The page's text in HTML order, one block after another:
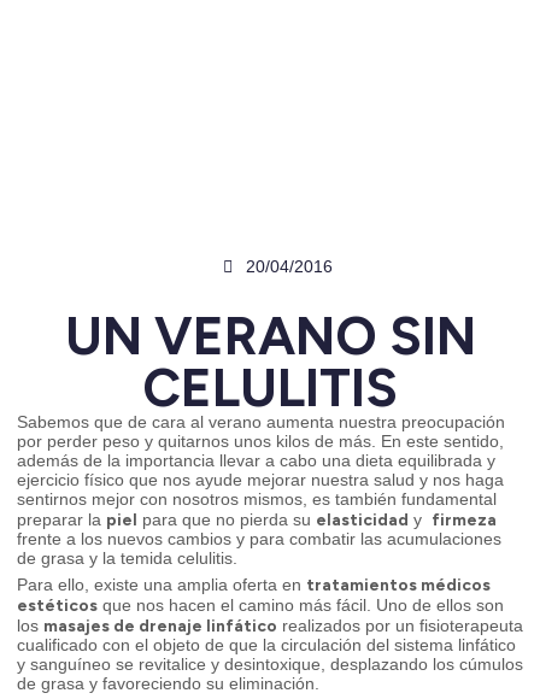
20/04/2016
UN VERANO SIN
CELULITIS
Sabemos que de cara al verano aumenta nuestra preocupación
por perder peso y quitarnos unos kilos de más. En este sentido,
además de la importancia llevar a cabo una dieta equilibrada y
ejercicio físico que nos ayude mejorar nuestra salud y nos haga
sentirnos mejor con nosotros mismos, es también fundamental
preparar la piel para que no pierda su elasticidad y firmeza
frente a los nuevos cambios y para combatir las acumulaciones
de grasa y la temida celulitis.
Para ello, existe una amplia oferta en tratamientos médicos
estéticosque nos hacen el camino más fácil. Uno de ellos son
los masajes de drenaje linfático realizados por un fisioterapeuta
cualificado con el objeto de que la circulación del sistema linfático
y sanguíneo se revitalice y desintoxique, desplazando los cúmulos
de grasa y favoreciendo su eliminación.